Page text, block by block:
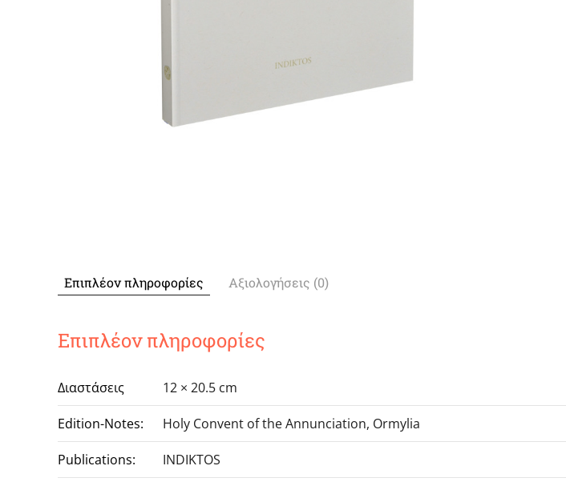
Επιπλέον πληροφορίες Αξιολογήσεις (0)
Επιπλέον πληροφορίες
Διαστάσεις 12 × 20.5 cm
Edition-Notes: Holy Convent of the Annunciation, Ormylia
Publications: INDIKTOS